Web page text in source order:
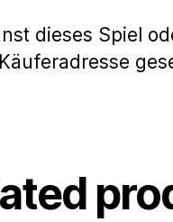
dieses Spiel